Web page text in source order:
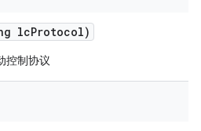
lcProtocol)
控制协议